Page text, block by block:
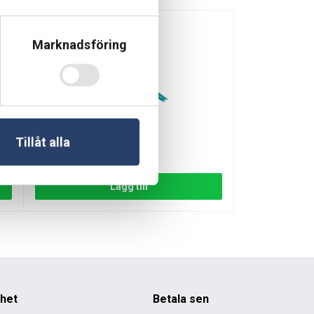
Marknadsföring
Tillåt alla
och andra ytor fria från ogräs utan kemikalier. Verktyget
Trädgårdshandske Allround Gardena
Gardena Rotjärn Classic
4 i lager
Rek. pris:149kr
Lägg till
Betala sen